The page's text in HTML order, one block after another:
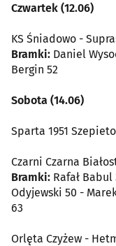
Czwartek (12.06)
KS Śniadowo -
Bramki: Daniel
Bergin 52
Sobota (14.06)
Sparta 1951
Czarni Czarna
Bramki: Rafał
Odyjewski 50 -
63
Orlęta Czyżew -